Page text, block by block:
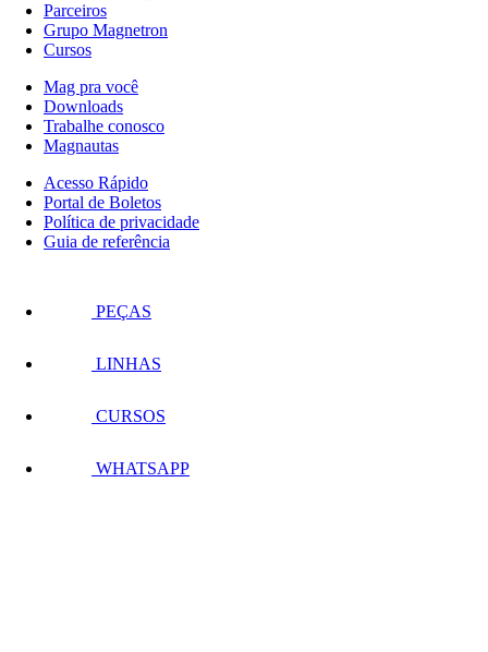
Parceiros
Grupo Magnetron
Cursos
Mag pra você
Downloads
Trabalhe conosco
Magnautas
Acesso Rápido
Portal de Boletos
Política de privacidade
Guia de referência
PEÇAS
LINHAS
CURSOS
WHATSAPP